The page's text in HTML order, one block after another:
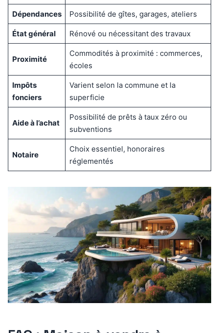
Dépendances Possibilité de gîtes, garages, ateliers
État général Rénové ou nécessitant des travaux
Proximité
Commodités à proximité : commerces,
écoles
Impôts
fonciers
Varient selon la commune et la
superficie
Aide à l’achat
Possibilité de prêts à taux zéro ou
subventions
Notaire
Choix essentiel, honoraires
réglementés